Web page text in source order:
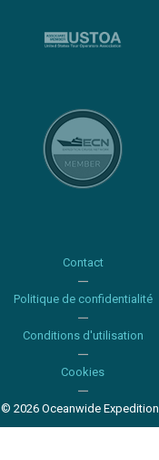
Contact
Politique de confidentialité
Conditions d'utilisation
Cookies
© 2026 Oceanwide